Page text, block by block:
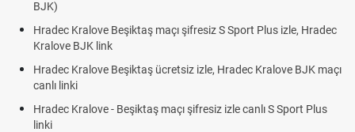
BJK)
Hradec Kralove Beşiktaş maçı şifresiz S Sport Plus izle, Hradec
Kralove BJK link
Hradec Kralove Beşiktaş ücretsiz izle, Hradec Kralove BJK maçı
canlı linki
Hradec Kralove - Beşiktaş maçı şifresiz izle canlı S Sport Plus
linki